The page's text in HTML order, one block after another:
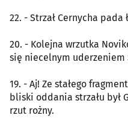
22. - Strzał Cernycha
20. - Kolejna wrzutka
się niecelnym uderzeniem
19. - Aj! Ze stałego
bliski oddania strzału był
rzut rożny.